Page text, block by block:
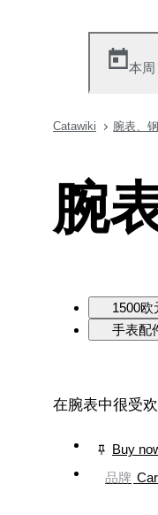
本周
Catawiki 腕表、
腕
1500
手表配
在腕表中很受
Buy
品牌